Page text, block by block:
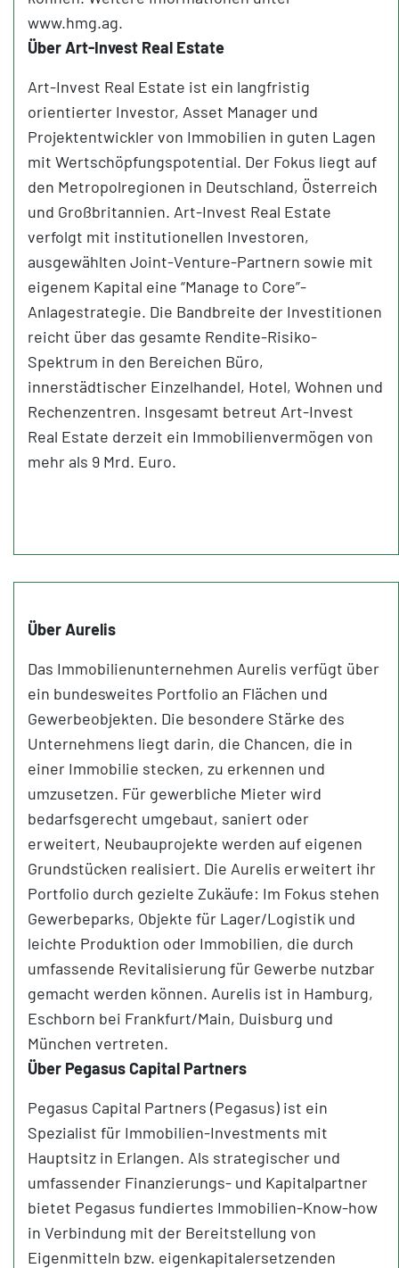
www.hmg.ag.
Über Art-Invest Real Estate
Art-Invest Real Estate ist ein langfristig
orientierter Investor, Asset Manager und
Projektentwickler von Immobilien in guten Lagen
mit Wertschöpfungspotential. Der Fokus liegt auf
den Metropolregionen in Deutschland, Österreich
und Großbritannien. Art-Invest Real Estate
verfolgt mit institutionellen Investoren,
ausgewählten Joint-Venture-Partnern sowie mit
eigenem Kapital eine “Manage to Core”-
Anlagestrategie. Die Bandbreite der Investitionen
reicht über das gesamte Rendite-Risiko-
Spektrum in den Bereichen Büro,
innerstädtischer Einzelhandel, Hotel, Wohnen und
Rechenzentren. Insgesamt betreut Art-Invest
Real Estate derzeit ein Immobilienvermögen von
mehr als 9 Mrd. Euro.
Über Aurelis
Das Immobilienunternehmen Aurelis verfügt über
ein bundesweites Portfolio an Flächen und
Gewerbeobjekten. Die besondere Stärke des
Unternehmens liegt darin, die Chancen, die in
einer Immobilie stecken, zu erkennen und
umzusetzen. Für gewerbliche Mieter wird
bedarfsgerecht umgebaut, saniert oder
erweitert, Neubauprojekte werden auf eigenen
Grundstücken realisiert. Die Aurelis erweitert ihr
Portfolio durch gezielte Zukäufe: Im Fokus stehen
Gewerbeparks, Objekte für Lager/Logistik und
leichte Produktion oder Immobilien, die durch
umfassende Revitalisierung für Gewerbe nutzbar
gemacht werden können. Aurelis ist in Hamburg,
Eschborn bei Frankfurt/Main, Duisburg und
München vertreten.
Über Pegasus Capital Partners
Pegasus Capital Partners (Pegasus) ist ein
Spezialist für Immobilien-Investments mit
Hauptsitz in Erlangen. Als strategischer und
umfassender Finanzierungs- und Kapitalpartner
bietet Pegasus fundiertes Immobilien-Know-how
in Verbindung mit der Bereitstellung von
Eigenmitteln bzw. eigenkapitalersetzenden